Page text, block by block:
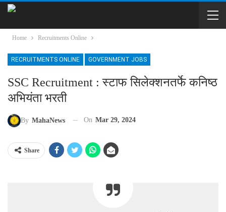
Home Recruitments Online
RECRUITMENTS ONLINE GOVERNMENT JOBS
SSC Recruitment : स्टाफ सिलेक्शनतर्फे कनिष्ठ
अभियंता भरती
By MahaNews On Mar 29, 2024
Share